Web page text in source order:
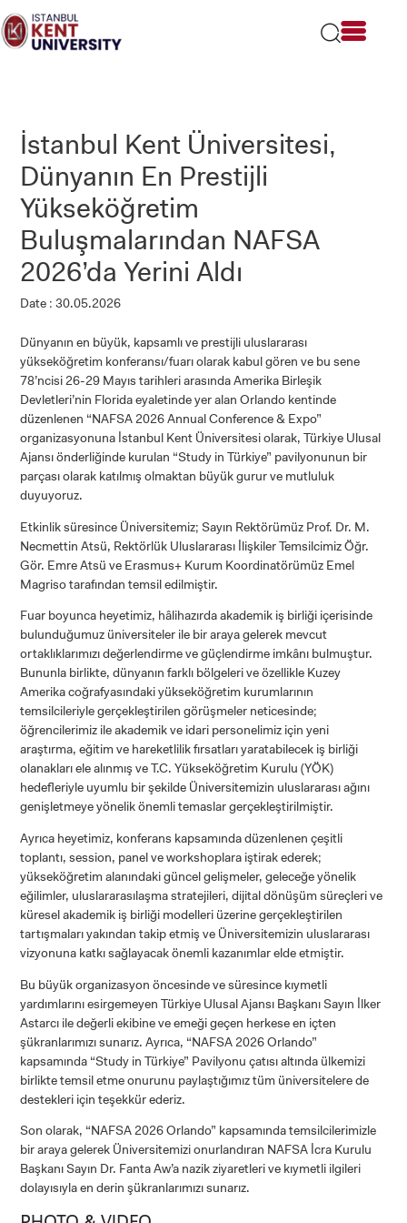
note:
This
system.
CANDIDATE STUDENTS
İstanbul Kent Üniversitesi,
Dünyanın En Prestijli
Yükseköğretim
Buluşmalarından NAFSA
2026’da Yerini Aldı
Date : 30.05.2026
Dünyanın en büyük, kapsamlı ve prestijli uluslararası
yükseköğretim konferansı/fuarı olarak kabul gören ve bu sene
78’ncisi 26-29 Mayıs tarihleri arasında Amerika Birleşik
Devletleri’nin Florida eyaletinde yer alan Orlando kentinde
düzenlenen “NAFSA 2026 Annual Conference & Expo”
organizasyonuna İstanbul Kent Üniversitesi olarak, Türkiye Ulusal
Ajansı önderliğinde kurulan “Study in Türkiye” pavilyonunun bir
parçası olarak katılmış olmaktan büyük gurur ve mutluluk
duyuyoruz.
Etkinlik süresince Üniversitemiz; Sayın Rektörümüz Prof. Dr. M.
Necmettin Atsü, Rektörlük Uluslararası İlişkiler Temsilcimiz Öğr.
Gör. Emre Atsü ve Erasmus+ Kurum Koordinatörümüz Emel
Magriso tarafından temsil edilmiştir.
Fuar boyunca heyetimiz, hâlihazırda akademik iş birliği içerisinde
bulunduğumuz üniversiteler ile bir araya gelerek mevcut
ortaklıklarımızı değerlendirme ve güçlendirme imkânı bulmuştur.
Bununla birlikte, dünyanın farklı bölgeleri ve özellikle Kuzey
Amerika coğrafyasındaki yükseköğretim kurumlarının
temsilcileriyle gerçekleştirilen görüşmeler neticesinde;
öğrencilerimiz ile akademik ve idari personelimiz için yeni
araştırma, eğitim ve hareketlilik fırsatları yaratabilecek iş birliği
olanakları ele alınmış ve T.C. Yükseköğretim Kurulu (YÖK)
hedefleriyle uyumlu bir şekilde Üniversitemizin uluslararası ağını
genişletmeye yönelik önemli temaslar gerçekleştirilmiştir.
Ayrıca heyetimiz, konferans kapsamında düzenlenen çeşitli
toplantı, session, panel ve workshoplara iştirak ederek;
yükseköğretim alanındaki güncel gelişmeler, geleceğe yönelik
eğilimler, uluslararasılaşma stratejileri, dijital dönüşüm süreçleri ve
küresel akademik iş birliği modelleri üzerine gerçekleştirilen
tartışmaları yakından takip etmiş ve Üniversitemizin uluslararası
vizyonuna katkı sağlayacak önemli kazanımlar elde etmiştir.
Bu büyük organizasyon öncesinde ve süresince kıymetli
yardımlarını esirgemeyen Türkiye Ulusal Ajansı Başkanı Sayın İlker
Astarcı ile değerli ekibine ve emeği geçen herkese en içten
şükranlarımızı sunarız. Ayrıca, “NAFSA 2026 Orlando”
kapsamında “Study in Türkiye” Pavilyonu çatısı altında ülkemizi
birlikte temsil etme onurunu paylaştığımız tüm üniversitelere de
destekleri için teşekkür ederiz.
Son olarak, “NAFSA 2026 Orlando” kapsamında temsilcilerimizle
bir araya gelerek Üniversitemizi onurlandıran NAFSA İcra Kurulu
Başkanı Sayın Dr. Fanta Aw’a nazik ziyaretleri ve kıymetli ilgileri
dolayısıyla en derin şükranlarımızı sunarız.